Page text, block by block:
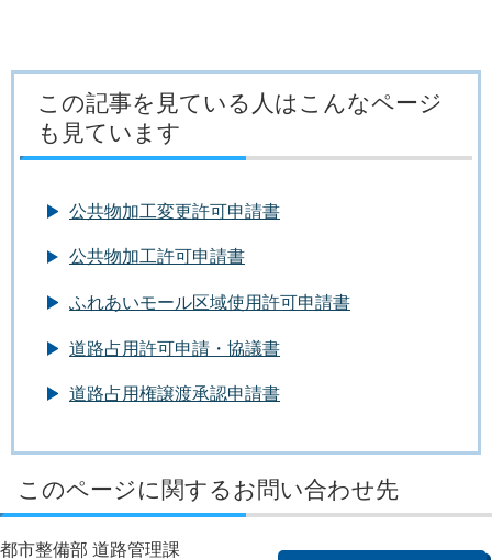
この記事を見ている人はこんなページ
も見ています
公共物加工変更許可申請書
公共物加工許可申請書
ふれあいモール区域使用許可申請書
道路占用許可申請・協議書
道路占用権譲渡承認申請書
このページに関するお問い合わせ先
都市整備部 道路管理課